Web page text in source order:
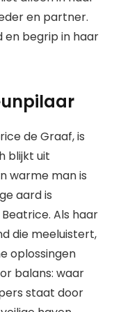
en partner.
en begrip in haar
de Graaf, is
blijkt uit
warme man is
aard is
Als haar
die meeluistert,
oplossingen
balans: waar
staat door